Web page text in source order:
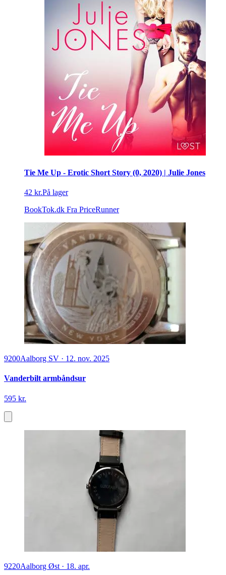
Tie Me Up - Erotic Short Story (0, 2020) | Julie Jones
42 kr.På lager
BookTok.dk Fra PriceRunner
9200Aalborg SV · 12. nov. 2025
Vanderbilt armbåndsur
595 kr.
9220Aalborg Øst · 18. apr.